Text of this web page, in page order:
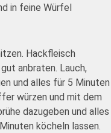
in feine Würfel
Hackfleisch
anbraten. Lauch,
und alles für 5 Minuten
würzen und mit dem
dazugeben und alles
köcheln lassen.